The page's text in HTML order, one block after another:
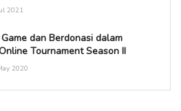
2021
dan Berdonasi dalam
Tournament Season II
2020